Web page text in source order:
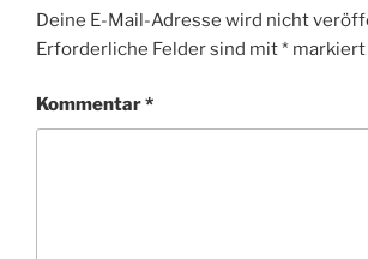
Deine E-Mail-Adresse wird nicht
Erforderliche Felder sind mit* markiert
Kommentar*